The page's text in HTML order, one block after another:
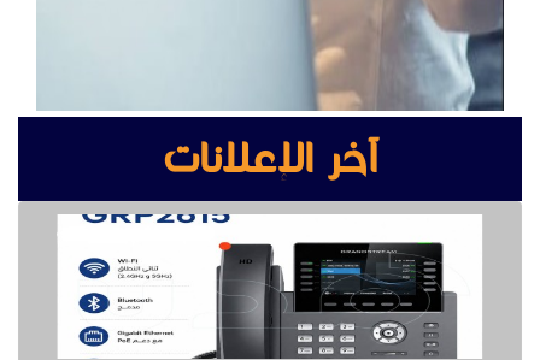
جراند ستريم هواتف
سويتش ريجي لشبكة أكثر مرونة هنا